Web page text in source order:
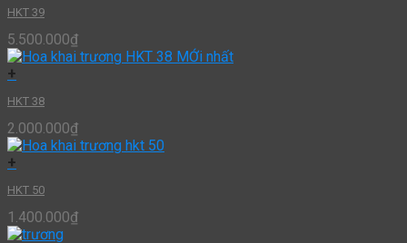
HKT 39
5.500.000₫
+
HKT 38
2.000.000₫
+
HKT 50
1.400.000₫